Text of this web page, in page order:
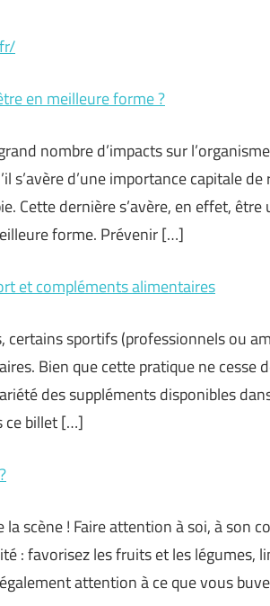
en meilleure forme ?
nombre d’impacts sur
s’avère d’une importance capitale
Cette dernière s’avère, en effet,
forme. Prévenir […]
et compléments alimentaires
sportifs (professionnels ou
Bien que cette pratique ne cesse
des suppléments disponibles
ce billet […]
scène ! Faire attention à soi, à son
: favorisez les fruits et les légumes,
attention à ce que vous